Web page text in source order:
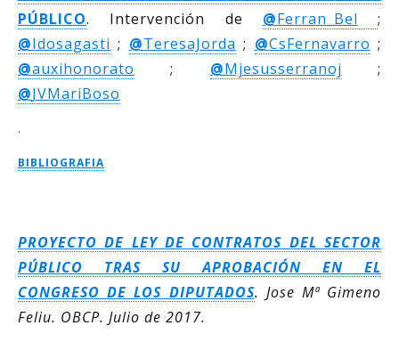
PÚBLICO. Intervención de @Ferran_Bel
;
@Idosagasti ; @TeresaJorda ; @CsFernavarro ;
@auxihonorato ; @Mjesusserranoj ;
@JVMariBoso
.
BIBLIOGRAFIA
PROYECTO DE LEY DE CONTRATOS DEL SECTOR
PÚBLICO TRAS SU APROBACIÓN EN EL
CONGRESO DE LOS DIPUTADOS. Jose Mª Gimeno
Feliu. OBCP. Julio de 2017.